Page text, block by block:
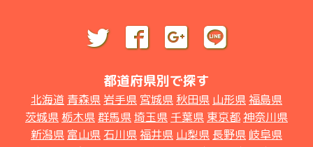
都道府県別で探す
北海道 青森県 岩手県 宮城県 秋田県 山形県福島県
茨城県 栃木県群馬県埼玉県 千葉県 東京都神奈川県
新潟県 富山県 石川県福井県 山梨県 長野県 岐阜県